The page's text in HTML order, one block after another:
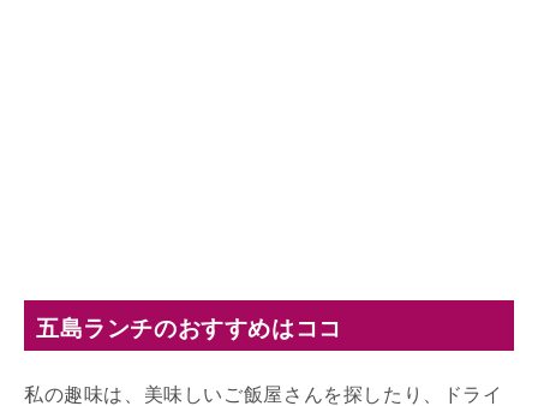
五島ランチのおすすめはココ
私の趣味は、美味しいご飯屋さんを探したり、ドライ